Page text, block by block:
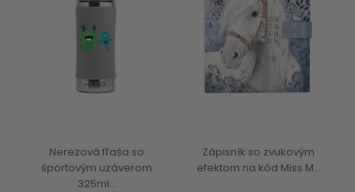
Nerezová fľaša so
športovým uzáverom
325ml...
Zápisník so zvukovým
efektom na kód Miss M...